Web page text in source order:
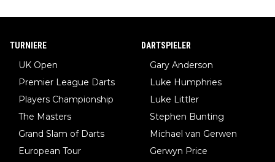
TURNIERE
UK Open
Premier League Darts
Players Championship
The Masters
Grand Slam of Darts
European Tour
DARTSPIELER
Gary Anderson
Luke Humphries
Luke Littler
Stephen Bunting
Michael van Gerwen
Gerwyn Price